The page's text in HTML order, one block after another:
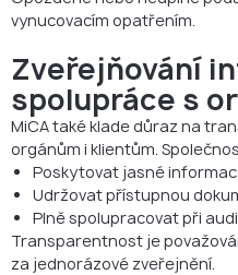
vynucovacím opatřením.
Zveřejňování
spolupráce s
MiCA také klade důraz na
orgánům i klientům.
Poskytovat jasné
Udržovat přístupnou
Plně spolupracovat při
Transparentnost je
za jednorázové zveřejnění.